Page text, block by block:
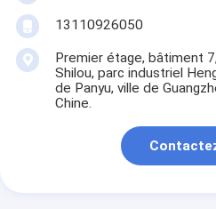
13110926050
Premier étage, bâtiment
Shilou, parc industriel
de Panyu, ville de
Chine.